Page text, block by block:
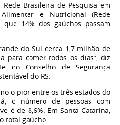
Brasileira de Pesquisa em
e Nutricional (Rede
que 14% dos gaúchos passam
do Sul cerca 1,7 milhão de
para comer todos os dias”, diz
do Conselho de Segurança
do RS.
o pior entre os três estados do
o número de pessoas com
é de 8,6%. Em Santa Catarina,
total gaúcho.